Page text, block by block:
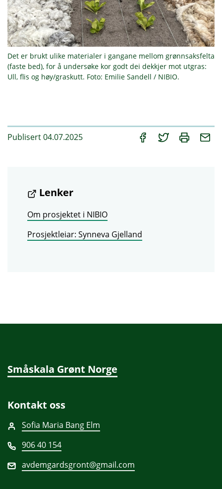
Det er brukt ulike materialer i gangane mellom grønnsaksfelta
(faste bed), for å undersøke kor godt dei dekkjer mot utgras:
Ull, flis og høy/graskutt. Foto: Emilie Sandell / NIBIO.
Publisert 04.07.2025
Lenker
Om prosjektet i NIBIO
Prosjektleiar: Synneva Gjelland
Småskala Grønt Norge
Kontakt oss
Sofia Maria Bang Elm
906 40 154
avdemgardsgront@gmail.com